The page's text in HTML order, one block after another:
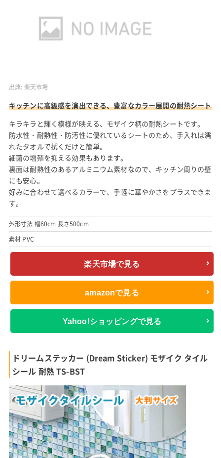
出典: 楽天市場
キッチンに高級感を演出できる、豊富なカラー展開の耐熱シート
キラキラと輝く模様が映える、モザイク柄の耐熱シートです。
防水性・耐熱性・防汚性に優れているシートのため、手入れは濡
れたタオルで拭くだけと簡単。
細菌の増殖を抑える効果もあります。
裏面は耐熱性のあるアルミニウム素材なので、キッチン周りの壁
にも安心。
好みに合わせて選べるカラーで、手軽に華やかさをプラスできま
す。
外形寸法 幅60cm 長さ500cm
素材 PVC
楽天市場で見る
amazonで見る
Yahoo!ショッピングで見る
ドリームステッカー (Dream Sticker) モザイク タイル
シール 耐熱 TS-BST